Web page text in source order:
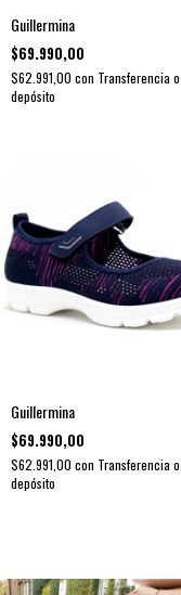
Guillermina
$69.990,00
$62.991,00 con Transferencia o
depósito
Guillermina
$69.990,00
$62.991,00 con Transferencia o
depósito